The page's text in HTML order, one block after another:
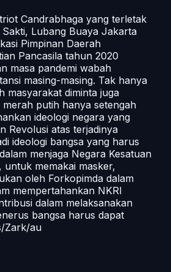
Candrabhaga yang terletak
Lubang Buaya Jakarta
Pimpinan Daerah
Pancasila tahun 2020
masa pandemi wabah
masing-masing. Tak hanya
masyarakat diminta juga
putih hanya setengah
ideologi negara yang
Revolusi atas terjadinya
ideologi bangsa yang harus
menjaga Negara Kesatuan
untuk memakai masker,
oleh Forkopimda dalam
mempertahankan NKRI
dalam melaksanakan
bangsa harus dapat
Zark/au